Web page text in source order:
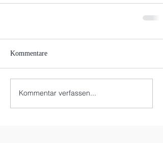
Kommentare
Kommentar verfassen...